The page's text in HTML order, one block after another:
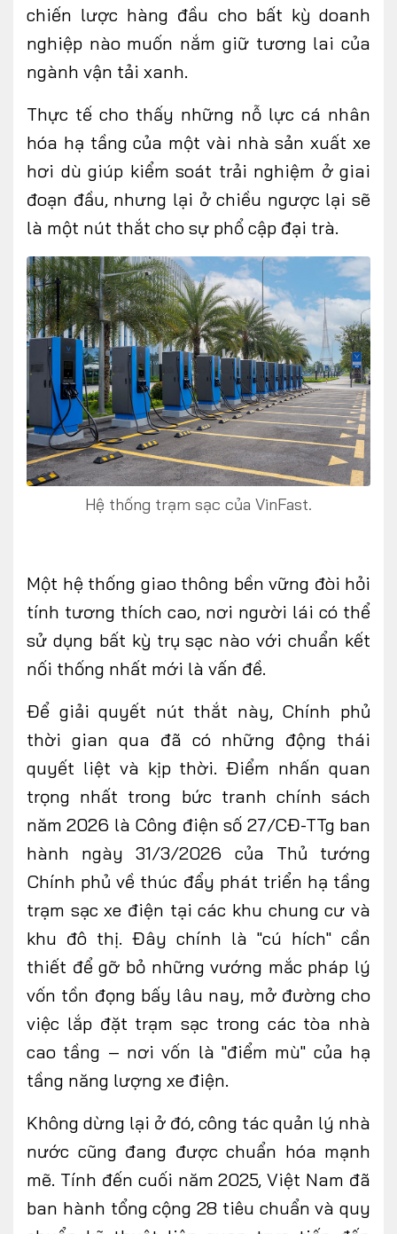
CONTACT US
0972271616
chiến lược hàng đầu cho bất kỳ doanh
nghiệp nào muốn nắm giữ tương lai của
ngành vận tải xanh.
Thực tế cho thấy những nỗ lực cá nhân
hóa hạ tầng của một vài nhà sản xuất xe
hơi dù giúp kiểm soát trải nghiệm ở giai
đoạn đầu, nhưng lại ởchiều ngược lại sẽ
là một nút thắt cho sự phổ cập đại trà.
Hệ thống trạm sạc của VinFast.
Một hệ thống giao thông bền vững đòi hỏi
tính tương thích cao, nơi người lái có thể
sử dụng bất kỳ trụ sạc nào với chuẩn kết
nối thống nhất mới là vấn đề.
Để giải quyết nút thắt này, Chính phủ
thời gian qua đã có những động thái
quyết liệt và kịp thời. Điểm nhấn quan
trọng nhất trong bức tranh chính sách
năm 2026 là Công điện số 27/CĐ-TTg ban
hành ngày 31/3/2026 của Thủ tướng
Chính phủ về thúc đẩy phát triển hạ tầng
trạm sạc xe điện tại các khu chung cư và
khu đô thị. Đây chính là "cú hích" cần
thiết để gỡ bỏ những vướng mắc pháp lý
vốn tồn đọng bấy lâu nay, mở đường cho
việc lắp đặt trạm sạc trong các tòa nhà
cao tầng – nơi vốn là "điểm mù" của hạ
tầng năng lượng xe điện.
Không dừng lại ở đó, công tác quản lý nhà
nước cũng đang được chuẩn hóa mạnh
mẽ. Tính đến cuối năm 2025, Việt Nam đã
ban hành tổng cộng 28 tiêu chuẩn và quy